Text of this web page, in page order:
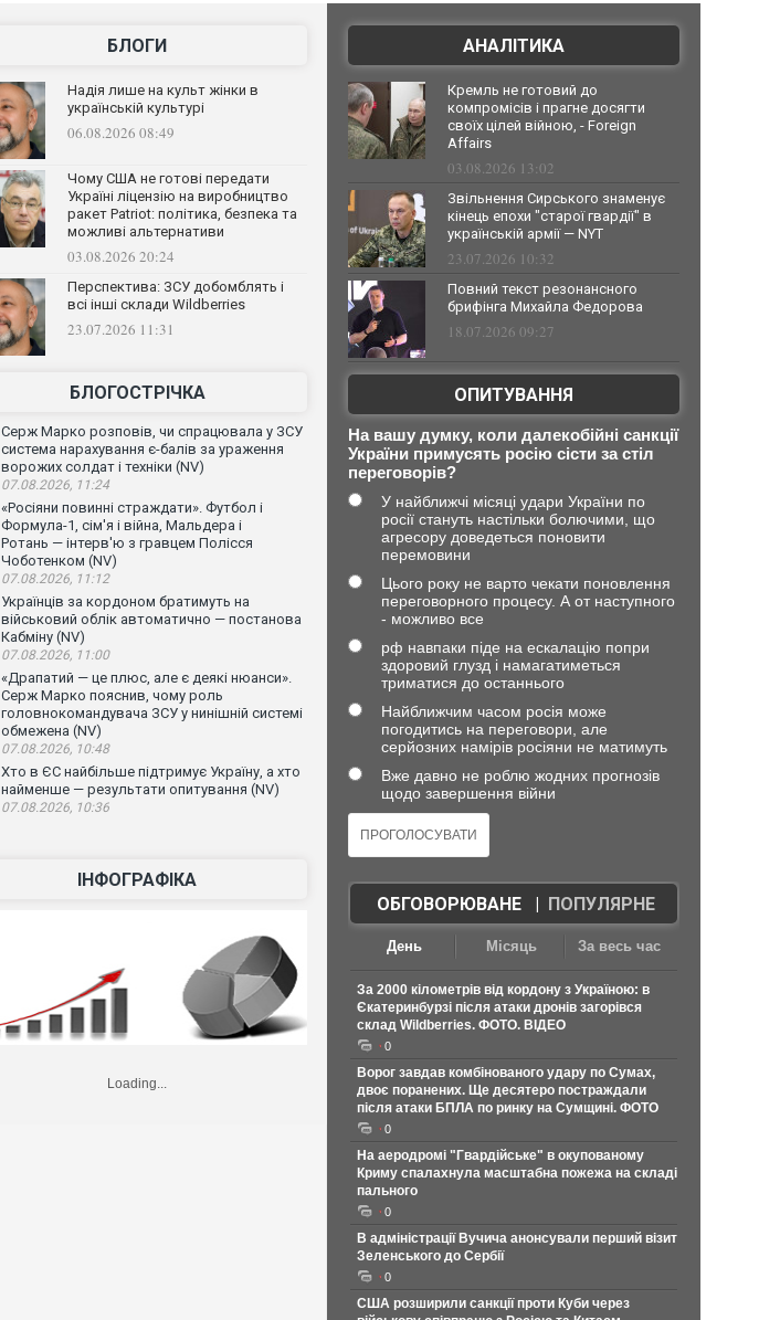
БЛОГИ
Надія лише на культ жінки в
українській культурі
06.08.2026 08:49
Чому США не готові передати
Україні ліцензію на виробництво
ракет Patriot: політика, безпека та
можливі альтернативи
03.08.2026 20:24
Перспектива: ЗСУ добомблять і
всі інші склади Wildberries
23.07.2026 11:31
БЛОГОСТРІЧКА
Серж Марко розповів, чи спрацювала у ЗСУ
система нарахування є-балів за ураження
ворожих солдат і техніки (NV)
07.08.2026, 11:24
«Росіяни повинні страждати». Футбол і
Формула-1, сім'я і війна, Мальдера і
Ротань — інтерв'ю з гравцем Полісся
Чоботенком (NV)
07.08.2026, 11:12
Українців за кордоном братимуть на
військовий облік автоматично — постанова
Кабміну (NV)
07.08.2026, 11:00
«Драпатий — це плюс, але є деякі нюанси».
Серж Марко пояснив, чому роль
головнокомандувача ЗСУ у нинішній системі
обмежена (NV)
07.08.2026, 10:48
Хто в ЄС найбільше підтримує Україну, а хто
найменше — результати опитування (NV)
07.08.2026, 10:36
ІНФОГРАФІКА
Loading...
АНАЛІТИКА
Кремль не готовий до
компромісів і прагне досягти
своїх цілей війною, - Foreign
Affairs
03.08.2026 13:02
Звільнення Сирського знаменує
кінець епохи "старої гвардії" в
українській армії — NYT
23.07.2026 10:32
Повний текст резонансного
брифінга Михайла Федорова
18.07.2026 09:27
ОПИТУВАННЯ
На вашу думку, коли далекобійні санкції
України примусять росію сісти за стіл
переговорів?
У найближчі місяці удари України по
росії стануть настільки болючими, що
агресору доведеться поновити
перемовини
Цього року не варто чекати поновлення
переговорного процесу. А от наступного
- можливо все
рф навпаки піде на ескалацію попри
здоровий глузд і намагатиметься
триматися до останнього
Найближчим часом росія може
погодитись на переговори, але
серйозних намірів росіяни не матимуть
Вже давно не роблю жодних прогнозів
щодо завершення війни
ОБГОВОРЮВАНЕ| ПОПУЛЯРНЕ
День Місяць За весь час
За 2000 кілометрів від кордону з Україною: в
Єкатеринбурзі після атаки дронів загорівся
склад Wildberries. ФОТО. ВІДЕО
0
Ворог завдав комбінованого удару по Сумах,
двоє поранених. Ще десятеро постраждали
після атаки БПЛА по ринку на Сумщині. ФОТО
0
На аеродромі "Гвардійське" в окупованому
Криму спалахнула масштабна пожежа на складі
пального
0
В адміністрації Вучича анонсували перший візит
Зеленського до Сербії
0
США розширили санкції проти Куби через